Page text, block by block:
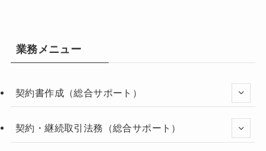
業務メニュー
契約書作成（総合サポート）
契約・継続取引法務（総合サポート）